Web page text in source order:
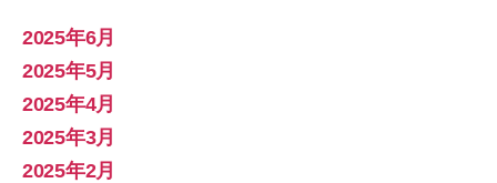
2025年6月
2025年5月
2025年4月
2025年3月
2025年2月